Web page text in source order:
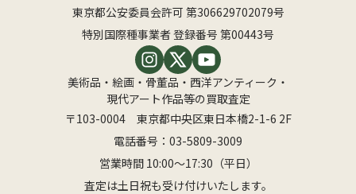
東京都公安委員会許可 第306629702079号
特別国際種事業者 登録番号 第00443号
美術品・絵画・骨董品・西洋アンティーク・
現代アート作品等の買取査定
〒103-0004 東京都中央区東日本橋2-1-6 2F
電話番号： 03-5809-3009
営業時間 10:00〜17:30（平日）
査定は土日祝も受け付けいたします。